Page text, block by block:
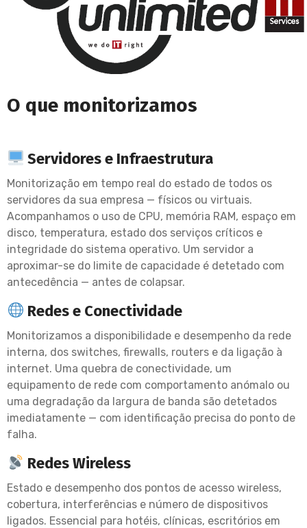
O que monitorizamos
Servidores e Infraestrutura
Monitorização em tempo real do estado de todos os
servidores da sua empresa — físicos ou virtuais.
Acompanhamos o uso de CPU, memória RAM, espaço em
disco, temperatura, estado dos serviços críticos e
integridade do sistema operativo. Um servidor a
aproximar-se do limite de capacidade é detetado com
antecedência — antes de colapsar.
Redes e Conectividade
Monitorizamos a disponibilidade e desempenho da rede
interna, dos switches, firewalls, routers e da ligação à
internet. Uma quebra de conectividade, um
equipamento de rede com comportamento anómalo ou
uma degradação da largura de banda são detetados
imediatamente — com identificação precisa do ponto de
falha.
Redes Wireless
Estado e desempenho dos pontos de acesso wireless,
cobertura, interferências e número de dispositivos
ligados. Essencial para hotéis, clínicas, escritórios em